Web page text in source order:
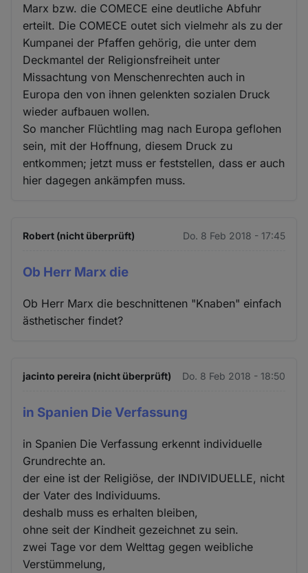
Marx bzw. die COMECE eine deutliche Abfuhr
erteilt. Die COMECE outet sich vielmehr als zu der
Kumpanei der Pfaffen gehörig, die unter dem
Deckmantel der Religionsfreiheit unter
Missachtung von Menschenrechten auch in
Europa den von ihnen gelenkten sozialen Druck
wieder aufbauen wollen.
So mancher Flüchtling mag nach Europa geflohen
sein, mit der Hoffnung, diesem Druck zu
entkommen; jetzt muss er feststellen, dass er auch
hier dagegen ankämpfen muss.
Robert (nicht überprüft) Do. 8 Feb 2018 - 17:45
Ob Herr Marx die
Ob Herr Marx die beschnittenen "Knaben" einfach
ästhetischer findet?
jacinto pereira (nicht überprüft) Do. 8 Feb 2018 - 18:50
in Spanien Die Verfassung
in Spanien Die Verfassung erkennt individuelle
Grundrechte an.
der eine ist der Religiöse, der INDIVIDUELLE, nicht
der Vater des Individuums.
deshalb muss es erhalten bleiben,
ohne seit der Kindheit gezeichnet zu sein.
zwei Tage vor dem Welttag gegen weibliche
Verstümmelung,